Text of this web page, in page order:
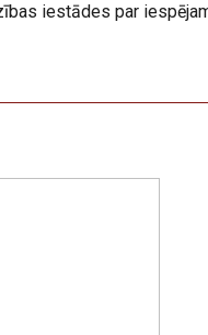
iestādes par